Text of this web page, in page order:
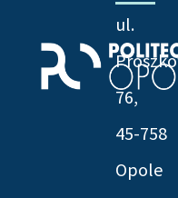
ul.
76,
45-758
Opole